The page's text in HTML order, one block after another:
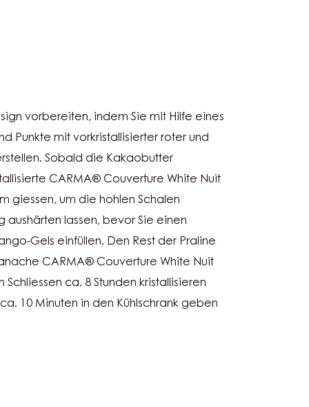
vorbereiten, indem Sie mit Hilfe eines
Punkte mit vorkristallisierter roter und
Sobald die Kakaobutter
CARMA® Couverture White Nuit
giessen, um die hohlen Schalen
aushärten lassen, bevor Sie einen
Gels einfüllen. Den Rest der Praline
CARMA® Couverture White Nuit
Schliessen ca. 8 Stunden kristallisieren
10 Minuten in den Kühlschrank geben